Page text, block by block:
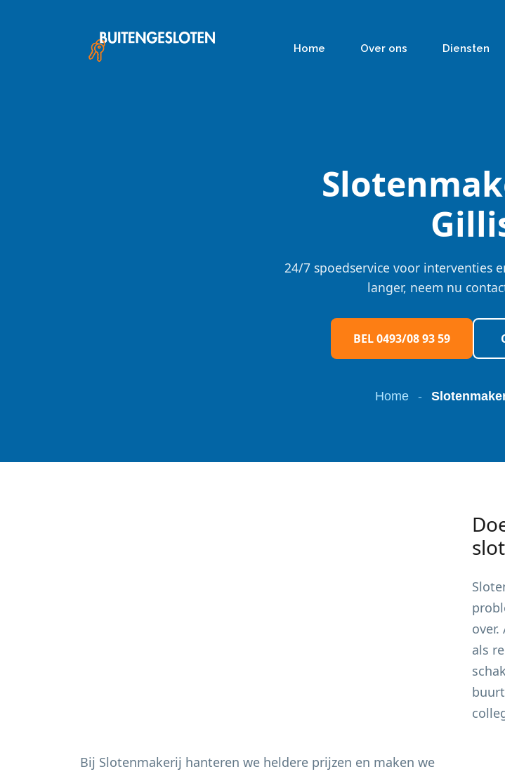
Home Over ons Diensten
24/7 spoedservice voor interventies
langer, neem nu
BEL 0493/08 93 59
Home -
als
Bij Slotenmakerij hanteren we heldere prijzen en maken we